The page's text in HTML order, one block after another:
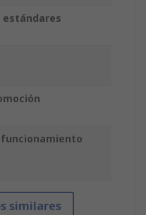
estándares
similares